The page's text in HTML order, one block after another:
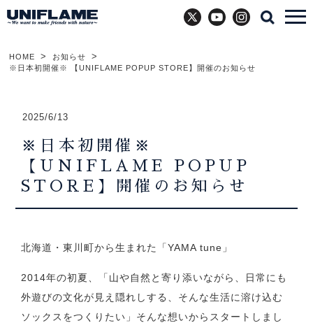
X YouTubeInstagram
HOME
お知らせ
※日本初開催※ 【UNIFLAME POPUP STORE】開催のお知らせ
2025/6/13
※日本初開催※
【UNIFLAME POPUP
STORE】開催のお知らせ
北海道・東川町から生まれた「YAMA tune」
2014年の初夏、「山や自然と寄り添いながら、日常にも
外遊びの文化が見え隠れしする、そんな生活に溶け込む
ソックスをつくりたい」そんな想いからスタートしまし